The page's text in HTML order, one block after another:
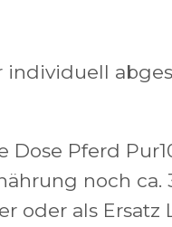
individuell
Pferd
noch ca.
oder als Ersatz